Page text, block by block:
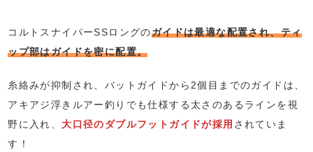
コルトスナイパーSSロングのガイドは最適な配置され、ティ
ップ部はガイドを密に配置。
糸絡みが抑制され、バットガイドから2個目までのガイドは、
アキアジ浮きルアー釣りでも仕様する太さのあるラインを視
野に入れ、 大口径のダブルフットガイドが採用 されていま
す！